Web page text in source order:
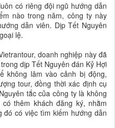
có riêng đội ngũ hướng dẫn
nào trong năm, công ty này
dẫn viên. Dịp Tết Nguyên
lệ.
doanh nghiệp này đã
dịp Tết Nguyên đán Kỷ Hợi
không lâm vào cảnh bị động,
tour, đồng thời xác định cụ
tắc của công ty là không
thêm khách đăng ký, nhằm
đó có việc tìm kiếm hướng dẫn